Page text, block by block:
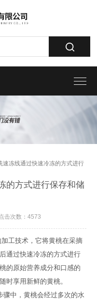
速冻线通过快速冷冻的方式进行
的方式进行保存和储
击次数：4573
工技术，它将黄桃在采摘
通过快速冷冻的方式进行
的原始营养成分和口感的
时享用新鲜的黄桃。
中，黄桃会经过多次的水